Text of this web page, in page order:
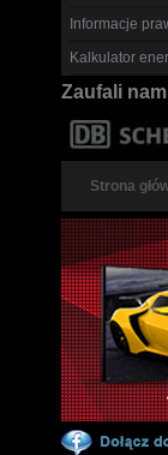
Informacje
Kalkulator
Zaufali
Strona